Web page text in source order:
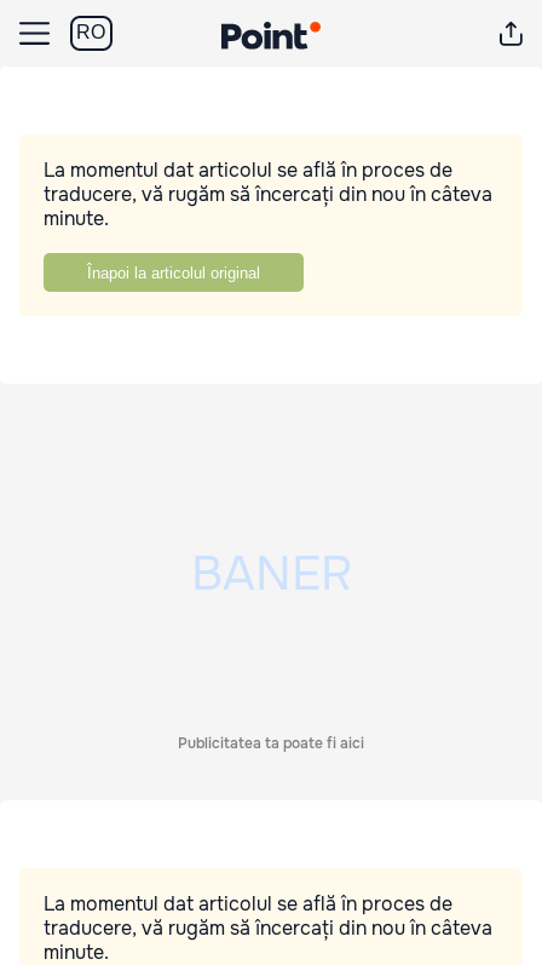
RO
La momentul dat articolul se află în proces de
traducere, vă rugăm să încercați din nou în câteva
minute.
Înapoi la articolul original
Publicitatea ta poate fi aici
La momentul dat articolul se află în proces de
traducere, vă rugăm să încercați din nou în câteva
minute.